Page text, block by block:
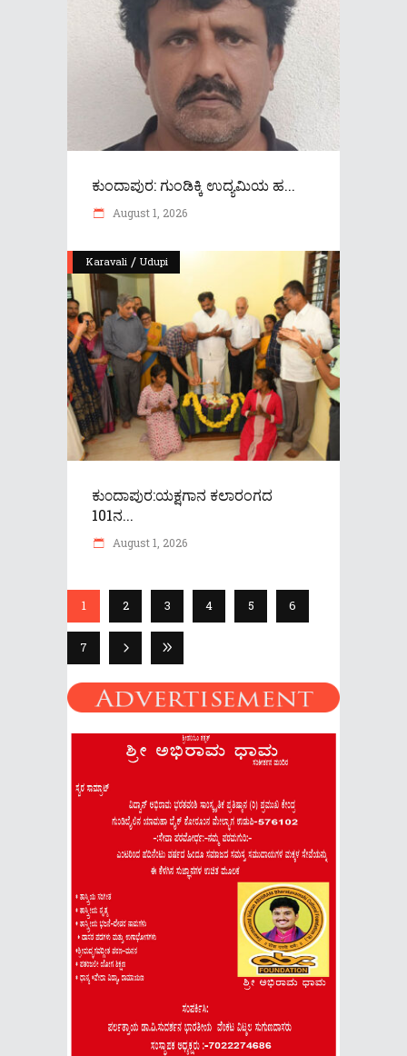
ಕುಂದಾಪುರ: ಗುಂಡಿಕ್ಕಿ ಉದ್ಯಮಿಯ ಹ...
August 1, 2026
Karavali / Udupi
ಕು೦ದಾಪುರ:ಯಕ್ಷಗಾನ ಕಲಾರಂಗದ
101ನ...
August 1, 2026
1 2 3 4 5 6
7